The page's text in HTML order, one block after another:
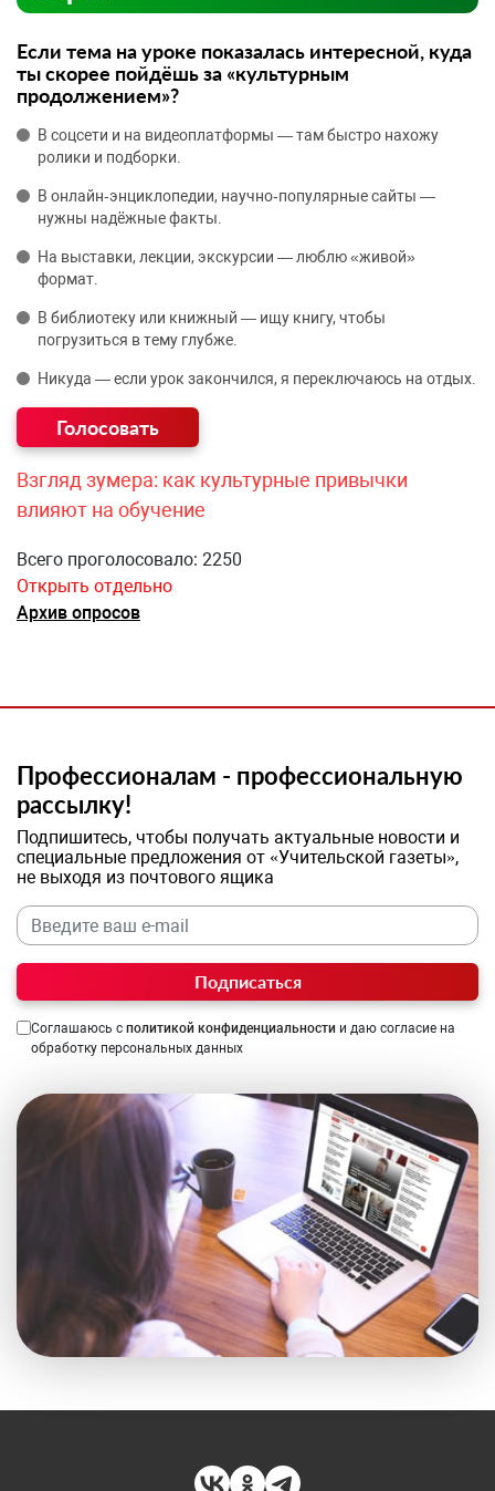
Если тема на уроке показалась интересной, куда
ты скорее пойдёшь за «культурным
продолжением»?
В соцсети и на видеоплатформы — там быстро нахожу
ролики и подборки.
В онлайн‑энциклопедии, научно‑популярные сайты —
нужны надёжные факты.
На выставки, лекции, экскурсии — люблю «живой»
формат.
В библиотеку или книжный — ищу книгу, чтобы
погрузиться в тему глубже.
Никуда — если урок закончился, я переключаюсь на отдых.
Взгляд зумера: как культурные привычки
влияют на обучение
Всего проголосовало: 2250
Открыть отдельно
Архив опросов
Профессионалам - профессиональную
рассылку!
Подпишитесь, чтобы получать актуальные новости и
специальные предложения от «Учительской газеты»,
не выходя из почтового ящика
Подписаться
Соглашаюсь с политикой конфиденциальности и даю согласие на
обработку персональных данных